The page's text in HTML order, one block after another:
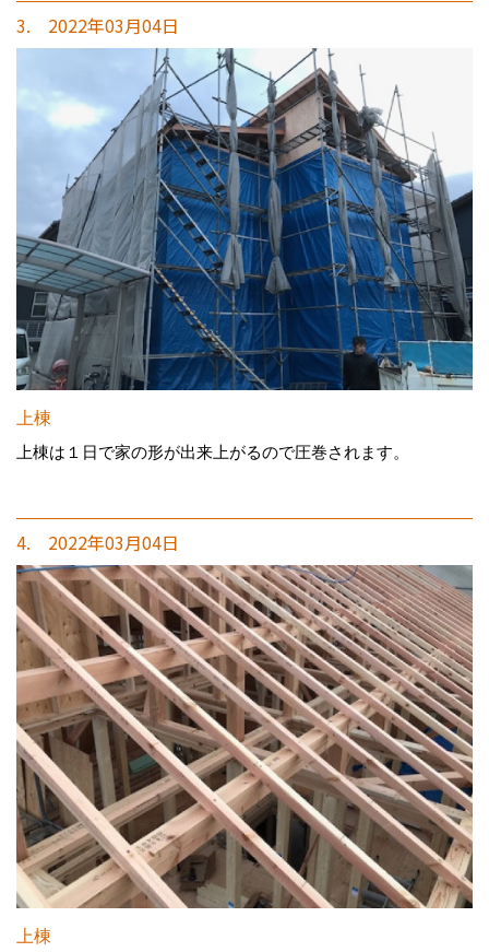
3. 2022年03月04日
上棟
上棟は１日で家の形が出来上がるので圧巻されます。
4. 2022年03月04日
上棟